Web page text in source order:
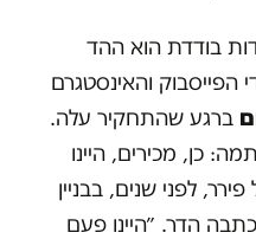
בודדת הוא ההד
הפייסבוק והאינסטגרם
ברגע שהתחקיר עלה.
כן, מכירים, היינו
לפני שנים, בבניין
כתבה הדר. ״היינו פעם